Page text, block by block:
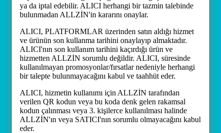
ya da iptal edebilir. ALICI herhangi bir tazmin talebinde
bulunmadan ALLZİN'in kararını onaylar.
ALICI, PLATFORMLAR üzerinden satın aldığı hizmet
ve ürünün son kullanma tarihini onaylayıp almaktadır.
ALICI'nın son kullanım tarihini kaçırdığı ürün ve
hizmetten ALLZİN sorumlu değildir. ALICI, süresinde
kullanılmayan promosyonlar/fırsatlar nedeniyle herhangi
bir talepte bulunmayacağını kabul ve taahhüt eder.
ALICI, hizmetin kullanımı için ALLZİN tarafından
verilen QR kodun veya bu koda denk gelen rakamsal
kodun çalınması veya 3. kişilerce kullanılması halinde
ALLZİN'ın veya SATICI'nın sorumlu olmayacağını kabul
eder.